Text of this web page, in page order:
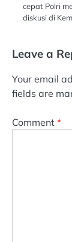
cepat Polri
diskusi di
Leave a
Your email
fields are
Comment *